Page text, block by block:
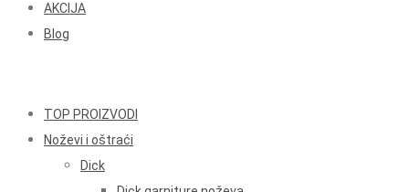
AKCIJA
Blog
TOP PROIZVODI
Noževi i oštraći
Dick